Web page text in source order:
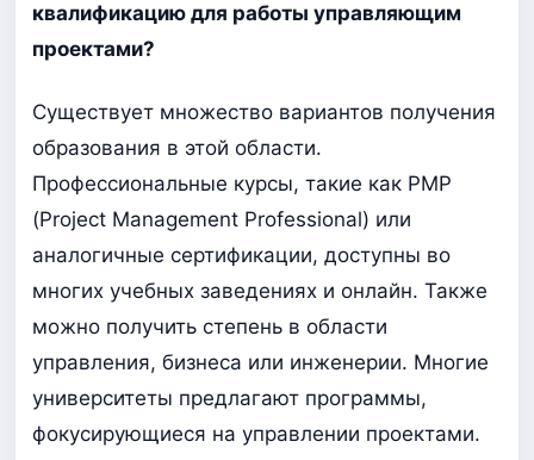
квалификацию для работы управляющим
проектами?
Существует множество вариантов получения
образования в этой области.
Профессиональные курсы, такие как PMP
(Project Management Professional) или
аналогичные сертификации, доступны во
многих учебных заведениях и онлайн. Также
можно получить степень в области
управления, бизнеса или инженерии. Многие
университеты предлагают программы,
фокусирующиеся на управлении проектами.